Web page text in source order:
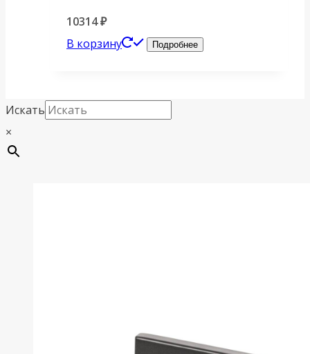
10314₽
В корзину
Подробнее
Искать
×